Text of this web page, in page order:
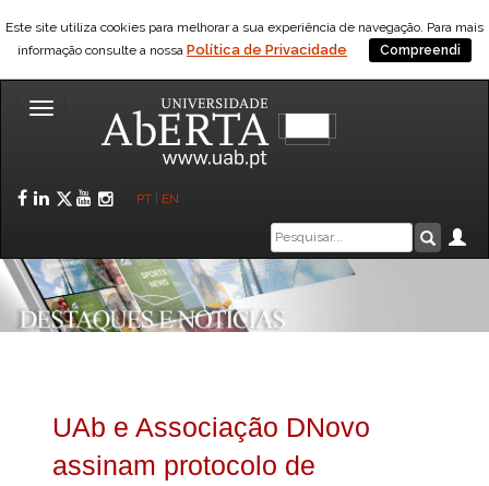
Este site utiliza cookies para melhorar a sua experiência de navegação. Para mais
informação consulte a nossa Política de Privacidade Compreendi
Toggle
Facebook
LinkedIn
Twitter
YouTube
Instagram
PT EN
Caixa
de
pesquisa
UAb e Associação DNovo
assinam protocolo de